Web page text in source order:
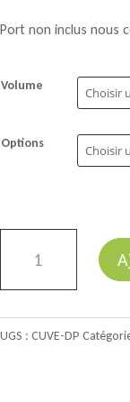
Port non inclus nous
Volume
Options
Cuve
de
stockage
UGS : CUVE-DP